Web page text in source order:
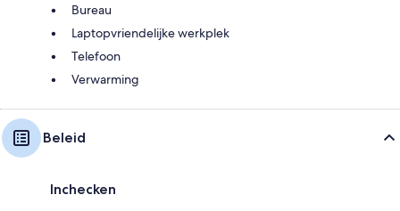
Bureau
Laptopvriendelijke werkplek
Telefoon
Verwarming
Beleid
Inchecken